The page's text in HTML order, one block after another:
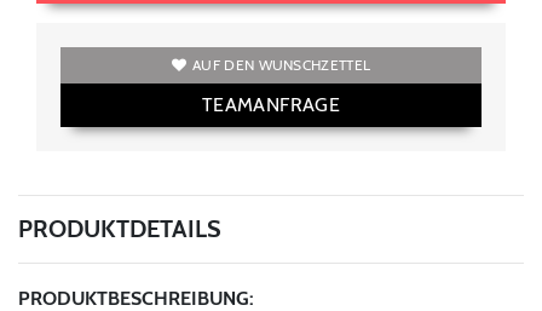
AUF DEN WUNSCHZETTEL
TEAMANFRAGE
PRODUKTDETAILS
PRODUKTBESCHREIBUNG: